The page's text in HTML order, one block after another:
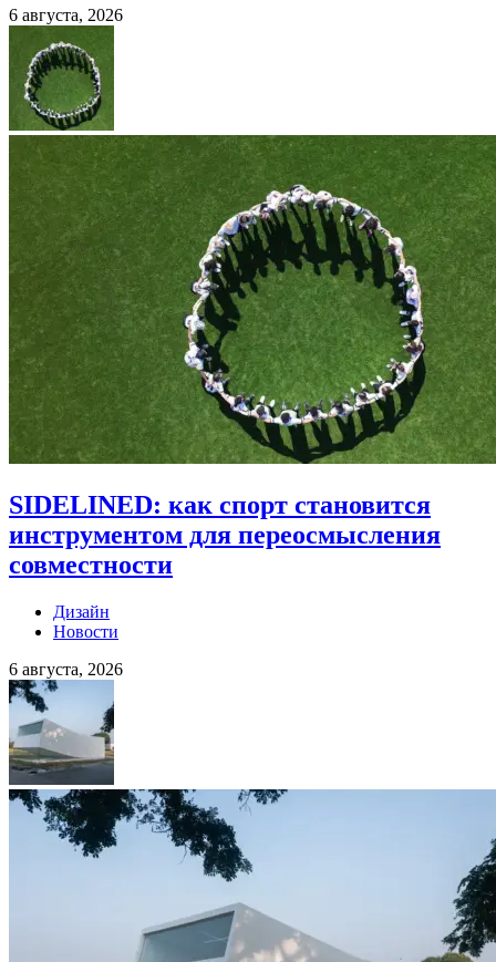
6 августа, 2026
SIDELINED: как спорт становится
инструментом для переосмысления
совместности
Дизайн
Новости
6 августа, 2026